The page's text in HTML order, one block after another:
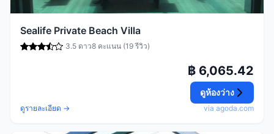
Sealife Private Beach Villa
3.5 ดาว8 คะแนน (19 รีวิว)
ดูรายละเอียด →
฿ 6,065.42
ดูห้องว่าง
via agoda.com